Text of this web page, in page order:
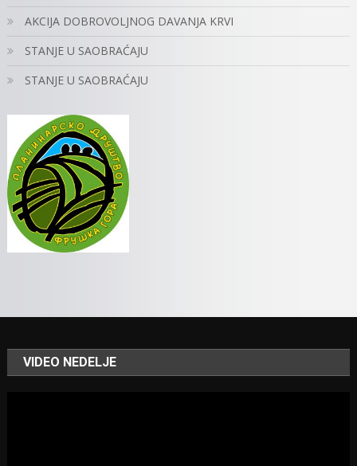
AKCIJA DOBROVOLJNOG DAVANJA KRVI
STANJE U SAOBRAĆAJU
STANJE U SAOBRAĆAJU
VIDEO NEDELJE